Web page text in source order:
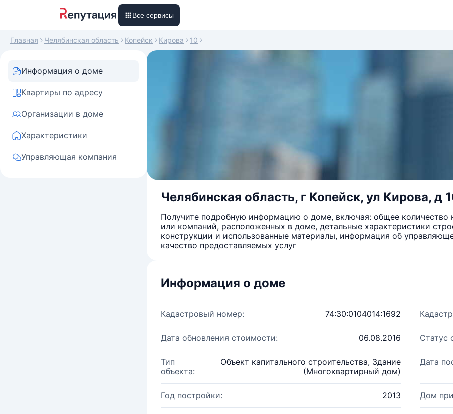
Все сервисы
Главная Челябинская область Копейск Кирова 10
Информация о доме
Квартиры по адресу
Организации в доме
Характеристики
Управляющая компания
Челябинская область, г Копейск, ул Кирова, д
Получите подробную информацию о доме, включая: общее количество
или компаний, расположенных в доме, детальные характеристики
конструкции и использованные материалы, информация об
качество предоставляемых услуг
Информация о доме
Кадастровый номер: 74:30:0104014:1692
Дата обновления стоимости: 06.08.2016 Статус
Тип
объекта:
Объект капитального строительства, Здание
(Многоквартирный дом)
Дата
Год постройки: 2013 Дом